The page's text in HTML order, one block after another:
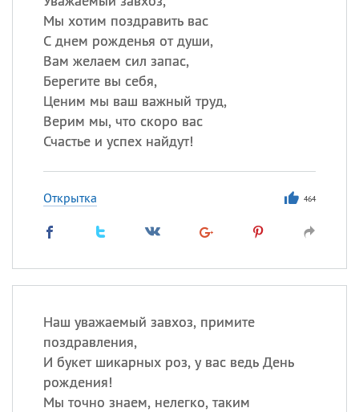
Мы хотим поздравить вас
С днем рожденья от души,
Вам желаем сил запас,
Берегите вы себя,
Ценим мы ваш важный труд,
Верим мы, что скоро вас
Счастье и успех найдут!
Открытка 464
Наш уважаемый завхоз, примите
поздравления,
И букет шикарных роз, у вас ведь День
рождения!
Мы точно знаем, нелегко, таким